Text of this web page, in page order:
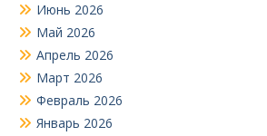
Июнь 2026
Май 2026
Апрель 2026
Март 2026
Февраль 2026
Январь 2026